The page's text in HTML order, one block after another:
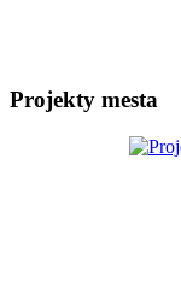
Projekty mesta